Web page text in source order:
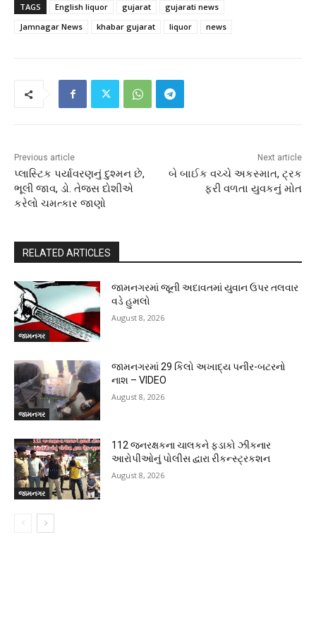
TAGS English liquor gujarat
gujarati news
Jamnagar News
khabar gujarat liquor news
Previous article
પ્લાસ્ટિક પર્યાવરણનું દુશ્મન છે,
ભૂલી જાવ, ડો. તેજસ દોશીએ
કરેલો ચમત્કાર જાણો
Next article
બે બાઈક વચ્ચે અકસ્માત, ટ્રક
ફરી વળતા યુવકનું મોત
RELATED ARTICLES
જામનગર
જામનગરમાં જૂની અદાવતમાં યુવાન ઉપર તલવાર
વડે હુમલો
August 8, 2026
જામનગર
જામનગરમાં 29 કિલો અખાદ્ય પનીર-બટરનો
નાશ – VIDEO
August 8, 2026
જામનગર
112 જનરક્ષકના ચાલકને ફડાકો ઝીકનાર
આરોપીઓનું પોલીસ દ્વારા રીકન્સ્ટ્રકશન
August 8, 2026